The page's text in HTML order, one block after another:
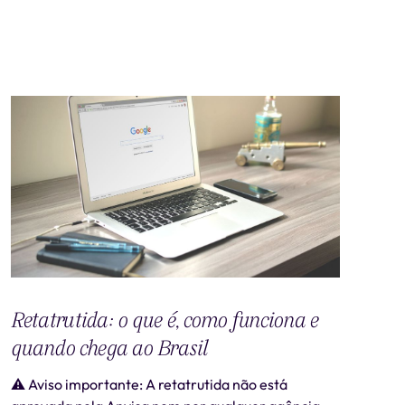
Retatrutida: o que é, como funciona e
quando chega ao Brasil
⚠️ Aviso importante: A retatrutida não está